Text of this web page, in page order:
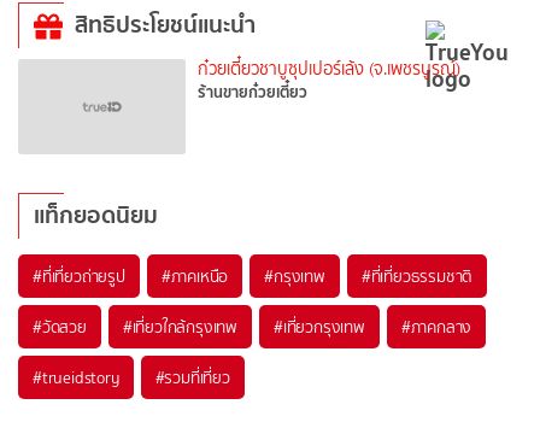
สิทธิประโยชน์แนะนำ
ก๋วยเตี๋ยวชาบูซุปเปอร์เล้ง (จ.เพชรบูรณ์)
ร้านขายก๋วยเตี๋ยว
แท็กยอดนิยม
#ที่เที่ยวถ่ายรูป #ภาคเหนือ #กรุงเทพ #ที่เที่ยวธรรมชาติ
#วัดสวย #เที่ยวใกล้กรุงเทพ #เที่ยวกรุงเทพ #ภาคกลาง
#trueidstory #รวมที่เที่ยว